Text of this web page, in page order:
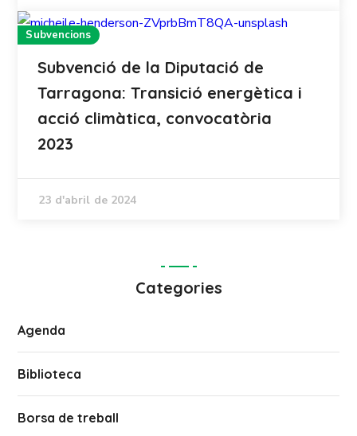
Subvencions
Subvenció de la Diputació de
Tarragona: Transició energètica i
acció climàtica, convocatòria
2023
23 d'abril de 2024
Categories
Agenda
Biblioteca
Borsa de treball